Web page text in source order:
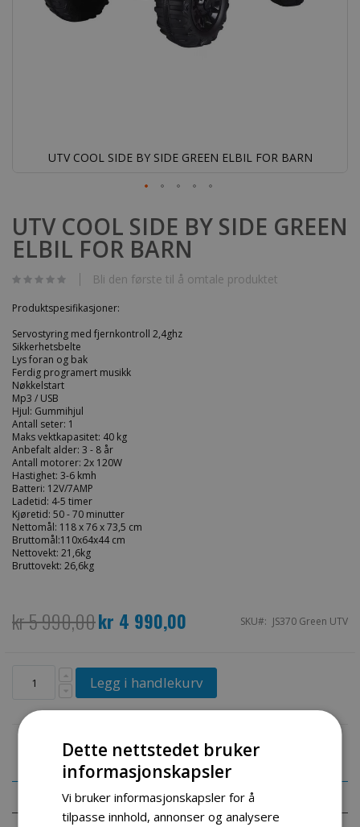
UTV COOL SIDE BY SIDE GREEN ELBIL FOR BARN
til
begynnelsen
av
bildegalleri
UTV COOL SIDE BY SIDE GREEN
ELBIL FOR BARN
Bli den første til å omtale produktet
Produktspesifikasjoner:
Servostyring med fjernkontroll 2,4ghz
Sikkerhetsbelte
Lys foran og bak
Ferdig programert musikk
Nøkkelstart
Mp3 / USB
Hjul: Gummihjul
Antall seter: 1
Maks vektkapasitet: 40 kg
Anbefalt alder: 3 - 8 år
Antall motorer: 2x 120W
Hastighet: 3-6 kmh
Batteri: 12V/7AMP
Ladetid: 4-5 timer
Kjøretid: 50 - 70 minutter
Nettomål: 118 x 76 x 73,5 cm
Bruttomål:110x64x44 cm
Nettovekt: 21,6kg
Bruttovekt: 26,6kg
kr 5 990,00 Spesialpris
kr 4 990,00 SKU JS370 Green UTV
Legg i handlekurv
Detaljer
Dette nettstedet bruker
informasjonskapsler
Vi bruker informasjonskapsler for å
tilpasse innhold, annonser og analysere